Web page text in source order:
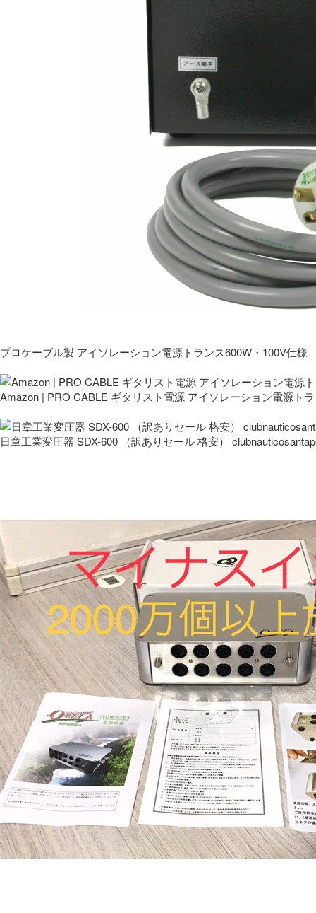
プロケーブル製 アイソレーション電源トランス600W・100V仕様
Amazon | PRO CABLE ギタリスト電源 アイソレーション電源ト
日章工業変圧器 SDX-600 （訳ありセール 格安）